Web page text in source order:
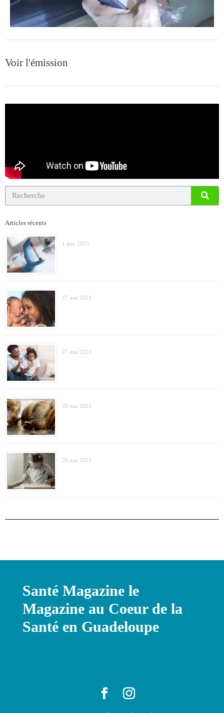
Voir l'émission
Articles récents
1 juin 2023
27 mai 2023
27 mai 2023
20 mai 2023
20 mai 2023
Santé Magazine le
Magazine au Coeur de la
Santé en Guadeloupe